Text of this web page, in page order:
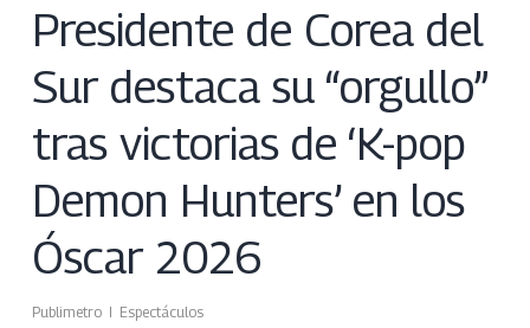
Presidente de Corea del
Sur destaca su “orgullo”
tras victorias de ‘K-pop
Demon Hunters’ en los
Óscar 2026
Publimetro Espectáculos